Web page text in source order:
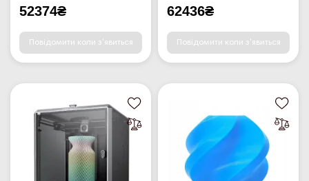
52374₴
Повідомити коли з'явиться
62436₴
Повідомити коли з'явиться